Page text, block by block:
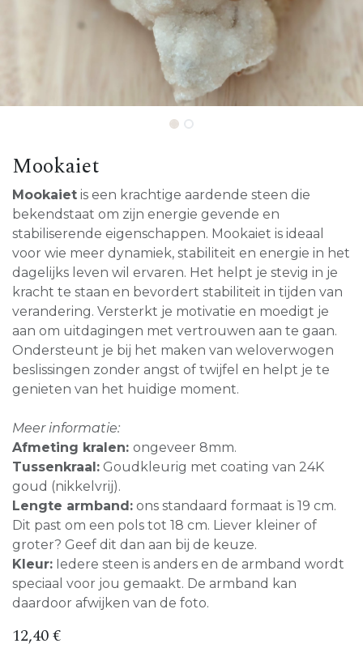
Mookaiet
Mookaiet is een krachtige aardende steen die
bekendstaat om zijn energie gevende en
stabiliserende eigenschappen. Mookaiet is ideaal
voor wie meer dynamiek, stabiliteit en energie in het
dagelijks leven wil ervaren. Het helpt je stevig in je
kracht te staan en bevordert stabiliteit in tijden van
verandering. Versterkt je motivatie en moedigt je
aan om uitdagingen met vertrouwen aan te gaan.
Ondersteunt je bij het maken van weloverwogen
beslissingen zonder angst of twijfel en helpt je te
genieten van het huidige moment.
Meer informatie:
Afmeting kralen: ongeveer 8mm.
Tussenkraal: Goudkleurig met coating van 24K
goud (nikkelvrij).
Lengte armband: ons standaard formaat is 19 cm.
Dit past om een pols tot 18 cm. Liever kleiner of
groter? Geef dit dan aan bij de keuze.
Kleur: Iedere steen is anders en de armband wordt
speciaal voor jou gemaakt. De armband kan
daardoor afwijken van de foto.
12,40€